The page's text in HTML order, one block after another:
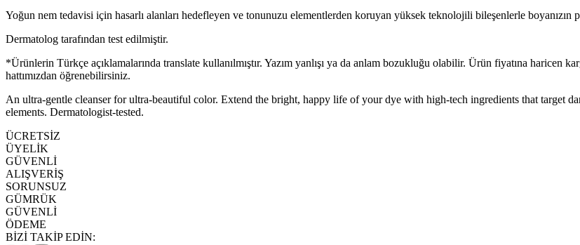
Yoğun nem tedavisi için hasarlı alanları hedefleyen ve tonunuzu elementlerden koruyan yüksek teknolojili bileşenlerle boyanızın
Dermatolog tarafından test edilmiştir.
*Ürünlerin Türkçe açıklamalarında translate kullanılmıştır. Yazım yanlışı ya da anlam bozukluğu olabilir. Ürün fiyatına haricen
hattımızdan öğrenebilirsiniz.
An ultra-gentle cleanser for ultra-beautiful color. Extend the bright, happy life of your dye with high-tech ingredients that target
elements. Dermatologist-tested.
ÜCRETSİZ
ÜYELİK
GÜVENLİ
ALIŞVERİŞ
SORUNSUZ
GÜMRÜK
GÜVENLİ
ÖDEME
BİZİ TAKİP EDİN: